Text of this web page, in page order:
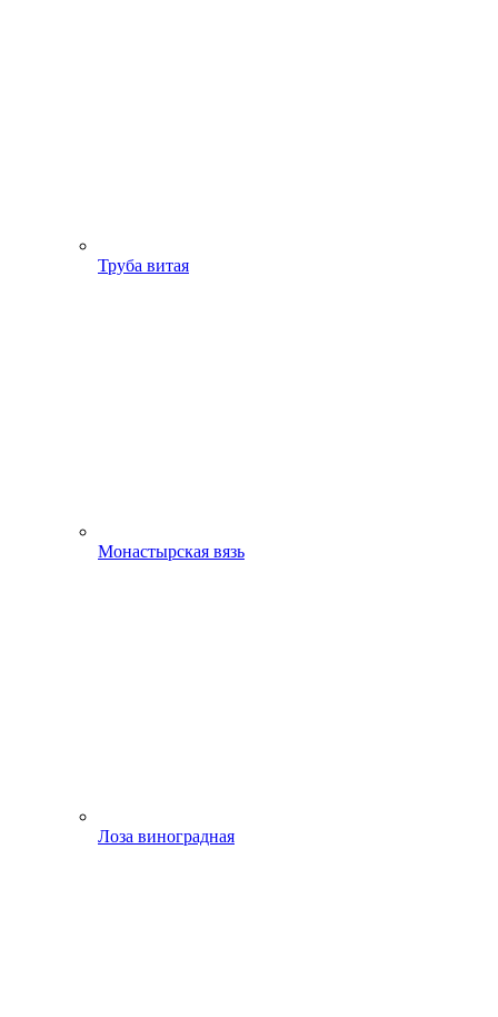
Труба витая
Монастырская вязь
Лоза виноградная